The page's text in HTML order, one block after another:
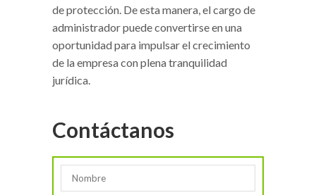
de protección. De esta manera, el cargo de
administrador puede convertirse en una
oportunidad para impulsar el crecimiento
de la empresa con plena tranquilidad
jurídica.
Contáctanos